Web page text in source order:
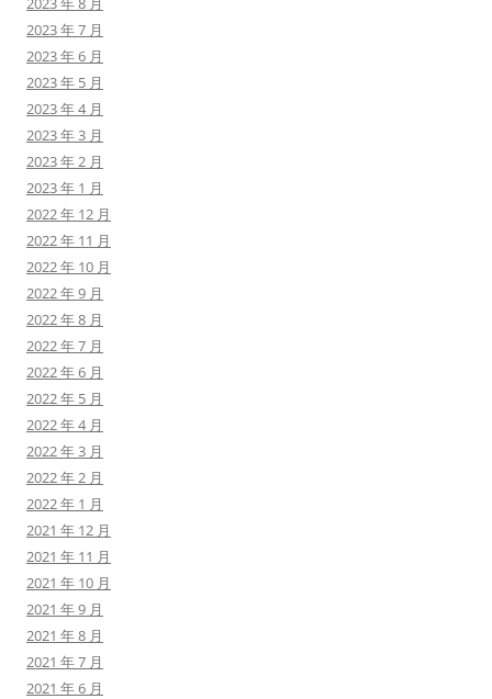
2023 年 7 月
2023 年 6 月
2023 年 5 月
2023 年 4 月
2023 年 3 月
2023 年 2 月
2023 年 1 月
2022 年 12 月
2022 年 11 月
2022 年 10 月
2022 年 9 月
2022 年 8 月
2022 年 7 月
2022 年 6 月
2022 年 5 月
2022 年 4 月
2022 年 3 月
2022 年 2 月
2022 年 1 月
2021 年 12 月
2021 年 11 月
2021 年 10 月
2021 年 9 月
2021 年 8 月
2021 年 7 月
2021 年 6 月